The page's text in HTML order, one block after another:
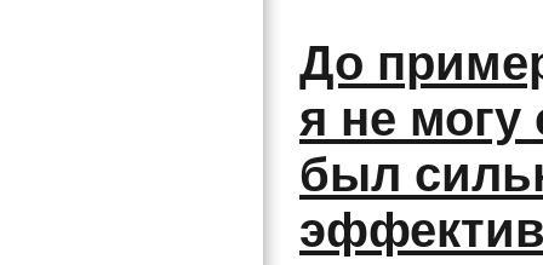
До
я не могу
был